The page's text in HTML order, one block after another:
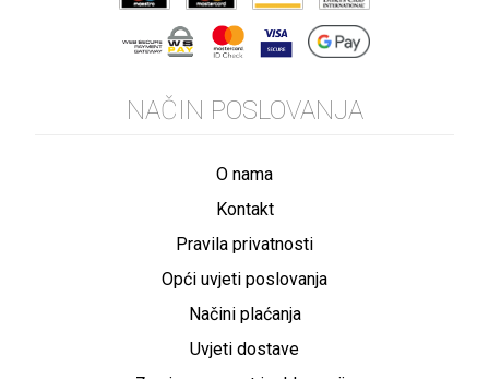
NAČIN POSLOVANJA
O nama
Kontakt
Pravila privatnosti
Opći uvjeti poslovanja
Načini plaćanja
Uvjeti dostave